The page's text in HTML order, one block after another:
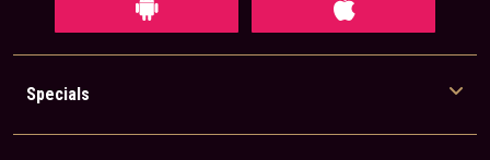
Specials